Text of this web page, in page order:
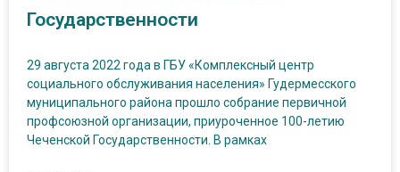
Государственности
29 августа 2022 года в ГБУ «Комплексный центр
социального обслуживания населения» Гудермесского
муниципального района прошло собрание первичной
профсоюзной организации, приуроченное 100-летию
Чеченской Государственности. В рамках